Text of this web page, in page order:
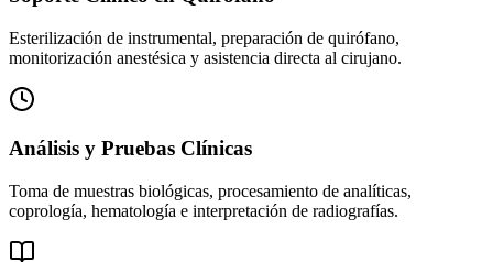
Esterilización de instrumental, preparación de quirófano,
monitorización anestésica y asistencia directa al cirujano.
Análisis y Pruebas Clínicas
Toma de muestras biológicas, procesamiento de analíticas,
coprología, hematología e interpretación de radiografías.